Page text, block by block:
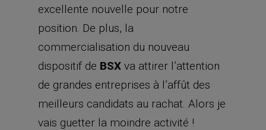
excellente nouvelle pour notre
position. De plus, la
commercialisation du nouveau
dispositif de BSX va attirer l’attention
de grandes entreprises à l’affût des
meilleurs candidats au rachat. Alors je
vais guetter la moindre activité !